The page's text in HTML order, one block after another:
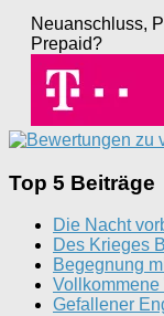
Neuanschluss,
Prepaid?
Top 5 Beiträge
Die Nacht
Des Krieges
Begegnung
Vollkommene
Gefallener